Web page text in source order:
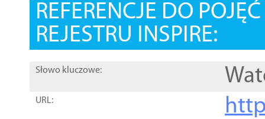
REFERENCJE DO
REJESTRU INSPIRE:
Słowo kluczowe:
URL: